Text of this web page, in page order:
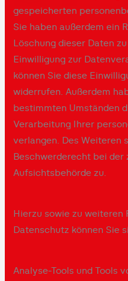
gespeicherten
Sie haben außerdem ein
Löschung dieser Daten
Einwilligung zur
können Sie diese
widerrufen. Außerdem
bestimmten Umständen
Verarbeitung Ihrer
verlangen. Des Weiteren
Beschwerderecht bei der
Aufsichtsbehörde zu.
Hierzu sowie zu weiteren
Datenschutz können Sie
Analyse-Tools und Tools